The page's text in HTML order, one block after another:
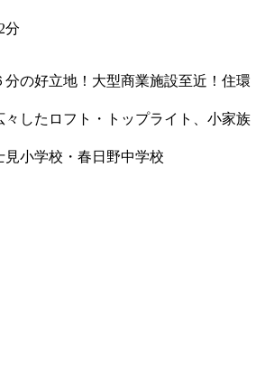
分
分の好立地！大型商業施設至近！住環
々したロフト・トップライト、小家族
小学校・春日野中学校